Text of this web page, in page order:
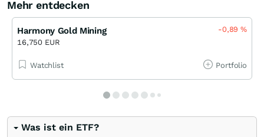
Mehr entdecken
Harmony Gold Mining
16,750 EUR
-0,89%
Watchlist Portfolio
Was ist ein ETF?